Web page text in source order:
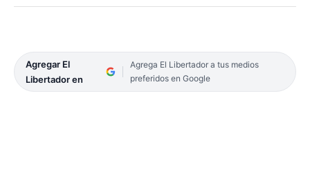
Agregar El
Libertador en
Agrega El Libertador a tus medios
preferidos en Google